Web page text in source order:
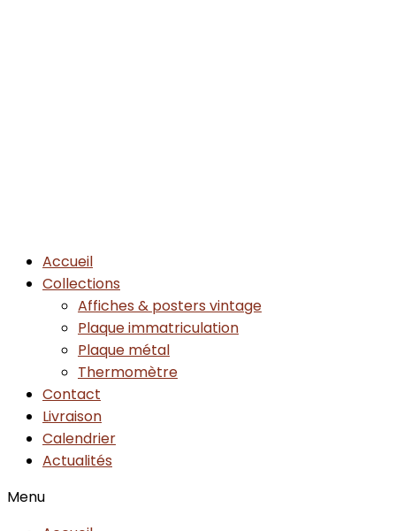
Accueil
Collections
Affiches & posters vintage
Plaque immatriculation
Plaque métal
Thermomètre
Contact
Livraison
Calendrier
Actualités
Menu